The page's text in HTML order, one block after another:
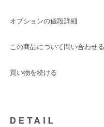
オプションの値段詳細
この商品について問い合わせる
買い物を続ける
DETAIL